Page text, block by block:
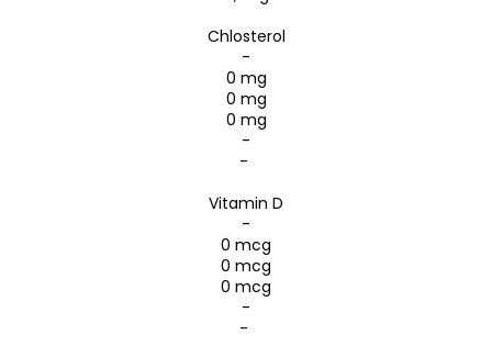
Chlosterol
-
0 mg
0 mg
0 mg
-
-
Vitamin D
-
0 mcg
0 mcg
0 mcg
-
-